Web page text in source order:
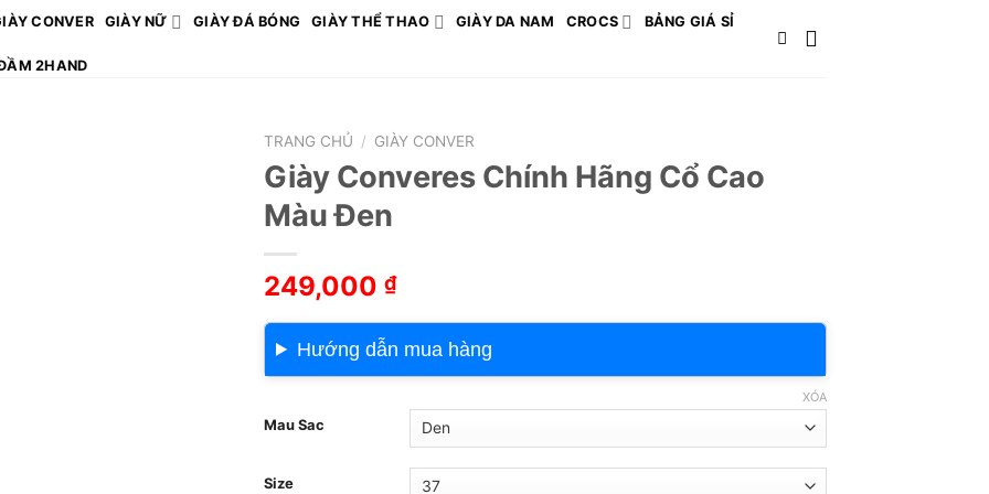
CONVER GIÀY NỮ GIÀY ĐÁ BÓNG GIÀY THỂ THAO GIÀY DA NAM CROCS BẢNG GIÁ SỈ
2HAND
TRANG CHỦ / GIÀY CONVER
Giày Converes Chính Hãng Cổ Cao
Màu Đen
249,000 ₫
Hướng dẫn mua hàng
Mau Sac
Size
XÓA